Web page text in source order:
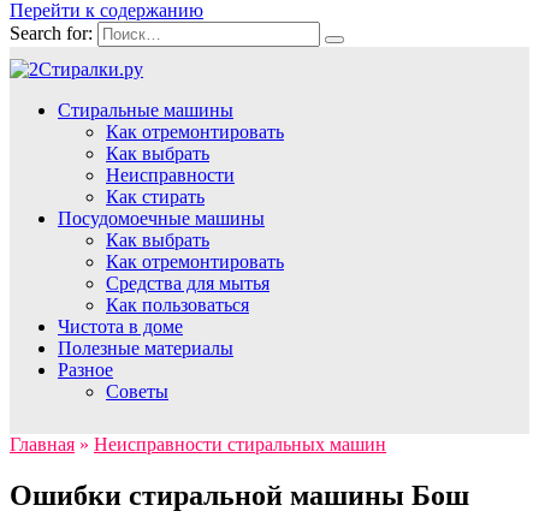
Перейти к содержанию
Search for:
Стиральные машины
Как отремонтировать
Как выбрать
Неисправности
Как стирать
Посудомоечные машины
Как выбрать
Как отремонтировать
Средства для мытья
Как пользоваться
Чистота в доме
Полезные материалы
Разное
Советы
Главная » Неисправности стиральных машин
Ошибки стиральной машины Бош